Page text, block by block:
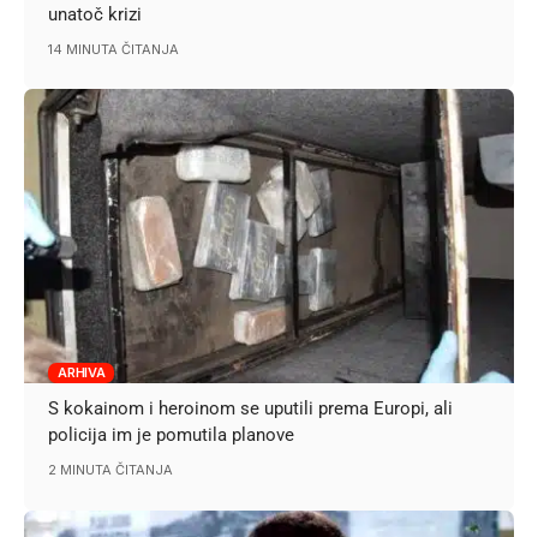
unatoč krizi
14 MINUTA ČITANJA
ARHIVA
S kokainom i heroinom se uputili prema Europi, ali
policija im je pomutila planove
2 MINUTA ČITANJA